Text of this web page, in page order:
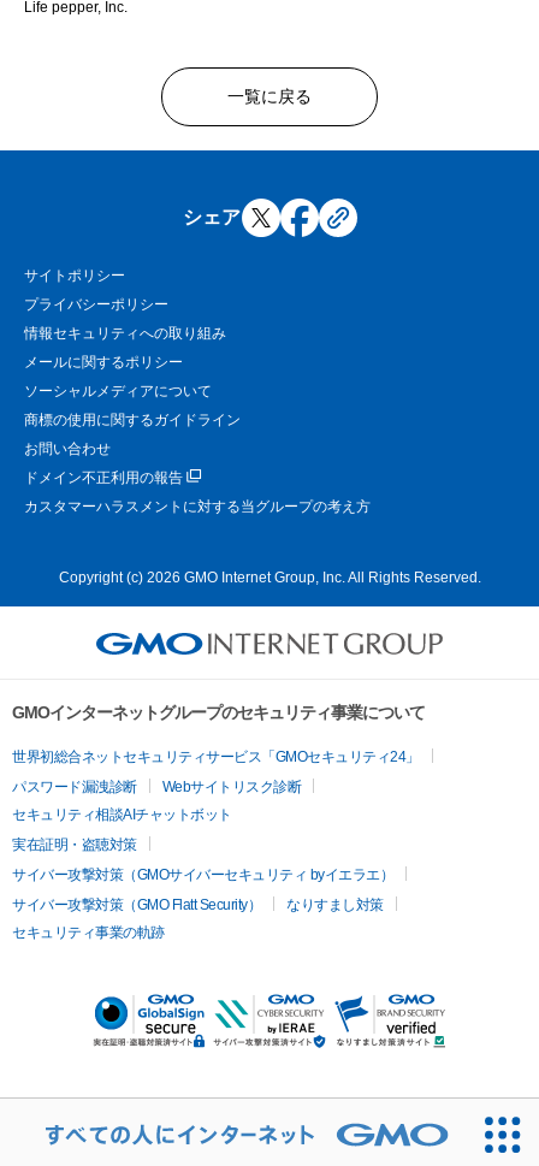
Life pepper, Inc.
一覧に戻る
シェア
サイトポリシー
プライバシーポリシー
情報セキュリティへの取り組み
メールに関するポリシー
ソーシャルメディアについて
商標の使用に関するガイドライン
お問い合わせ
ドメイン不正利用の報告
カスタマーハラスメントに対する当グループの考え方
Copyright (c) 2026 GMO Internet Group, Inc. All Rights Reserved.
GMOインターネットグループのセキュリティ事業について
世界初総合ネットセキュリティサービス「GMOセキュリティ24」
パスワード漏洩診断
Webサイトリスク診断
セキュリティ相談AIチャットボット
実在証明・盗聴対策
サイバー攻撃対策（GMOサイバーセキュリティ byイエラエ）
サイバー攻撃対策（GMO Flatt Security）
なりすまし対策
セキュリティ事業の軌跡